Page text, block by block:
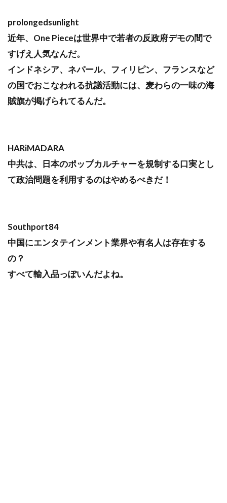
prolongedsunlight
近年、One Pieceは世界中で若者の反政府デモの間で
すげえ人気なんだ。
インドネシア、ネパール、フィリピン、フランスなど
の国でおこなわれる抗議活動には、麦わらの一味の海
賊旗が掲げられてるんだ。
HARiMADARA
中共は、日本のポップカルチャーを規制する口実とし
て政治問題を利用するのはやめるべきだ！
Southport84
中国にエンタテインメント業界や有名人は存在する
の？
すべて輸入品っぽいんだよね。